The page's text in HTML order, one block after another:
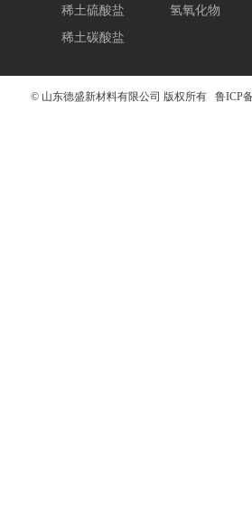
稀土硫酸盐
稀土碳酸盐
氢氧化物
© 山东德盛新材料有限公司 版权所有 鲁ICP